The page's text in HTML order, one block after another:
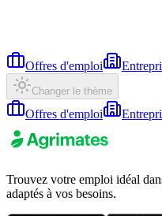
Offres d'emploi
Changer le thème
Offres d'emploi
Trouvez votre emploi idéal
adaptés à vos besoins.